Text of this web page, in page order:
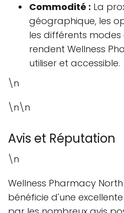
Commodité : La
géographique, les
les différents
rendent Wellness
utiliser et accessible.
\n
\n\n
Avis et Réputation
\n
Wellness Pharmacy
bénéficie d'une